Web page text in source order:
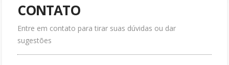
CONTATO
Entre em contato para tirar suas dúvidas ou dar
sugestões